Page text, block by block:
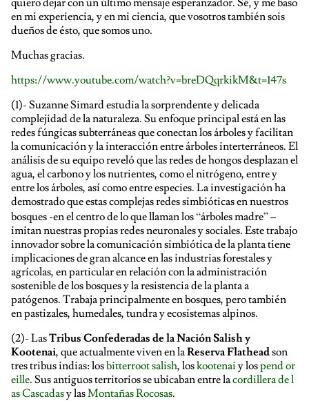
en mi experiencia, y en mi ciencia, que vosotros también sois
dueños de ésto, que somos uno.
Muchas gracias.
https://www.youtube.com/watch?v=breDQqrkikM&t=147s
(1)- Suzanne Simard estudia la sorprendente y delicada
complejidad de la naturaleza. Su enfoque principal está en las
redes fúngicas subterráneas que conectan los árboles y facilitan
la comunicación y la interacción entre árboles interterráneos. El
análisis de su equipo reveló que las redes de hongos desplazan el
agua, el carbono y los nutrientes, como el nitrógeno, entre y
entre los árboles, así como entre especies. La investigación ha
demostrado que estas complejas redes simbióticas en nuestros
bosques -en el centro de lo que llaman los “árboles madre” –
imitan nuestras propias redes neuronales y sociales. Este trabajo
innovador sobre la comunicación simbiótica de la planta tiene
implicaciones de gran alcance en las industrias forestales y
agrícolas, en particular en relación con la administración
sostenible de los bosques y la resistencia de la planta a
patógenos. Trabaja principalmente en bosques, pero también
en pastizales, humedales, tundra y ecosistemas alpinos.
(2)- LasTribus Confederadas de la Nación Salish y
Kootenai, que actualmente viven en laReserva Flatheadson
tres tribus indias: losbitterroot salish, loskootenaiy lospend or
eille. Sus antiguos territorios se ubicaban entre lacordillera de l
as Cascadasy lasMontañas Rocosas.